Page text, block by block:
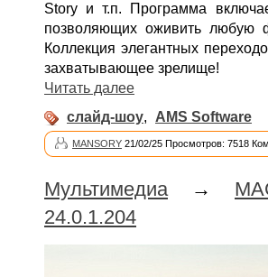
Story и т.п. Программа
позволяющих оживить любую
Коллекция элегантных
захватывающее зрелище!
Читать далее
слайд-шоу, AMS Software
MANSORY 21/02/25 Просмотров: 7518
Мультимедиа→
24.0.1.204